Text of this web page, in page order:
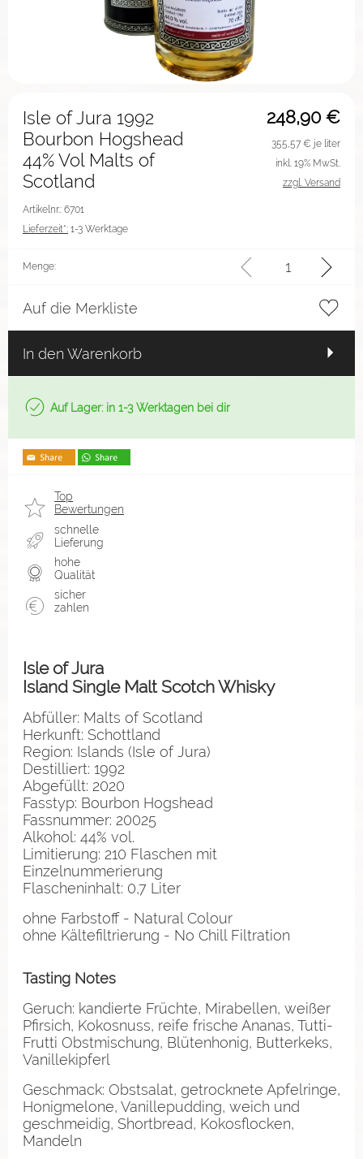
248,90 €
Isle of Jura 1992
Bourbon Hogshead
44% Vol Malts of
Scotland
Artikelnr.: 6701
Lieferzeit*: 1-3 Werktage
355,57 € je liter
inkl. 19% MwSt.
zzgl. Versand
Menge:
Auf die Merkliste
In den Warenkorb
Auf Lager: in 1-3 Werktagen bei dir
Top
Bewertungen
schnelle
Lieferung
hohe
Qualität
sicher
zahlen
Isle of Jura
Island Single Malt Scotch Whisky
Abfüller: Malts of Scotland
Herkunft: Schottland
Region: Islands (Isle of Jura)
Destilliert: 1992
Abgefüllt: 2020
Fasstyp: Bourbon Hogshead
Fassnummer: 20025
Alkohol: 44% vol.
Limitierung: 210 Flaschen mit
Einzelnummerierung
Flascheninhalt: 0,7 Liter
ohne Farbstoff - Natural Colour
ohne Kältefiltrierung - No Chill Filtration
Tasting Notes
Geruch: kandierte Früchte, Mirabellen, weißer
Pfirsich, Kokosnuss, reife frische Ananas, Tutti-
Frutti Obstmischung, Blütenhonig, Butterkeks,
Vanillekipferl
Geschmack: Obstsalat, getrocknete Apfelringe,
Honigmelone, Vanillepudding, weich und
geschmeidig, Shortbread, Kokosflocken,
Mandeln